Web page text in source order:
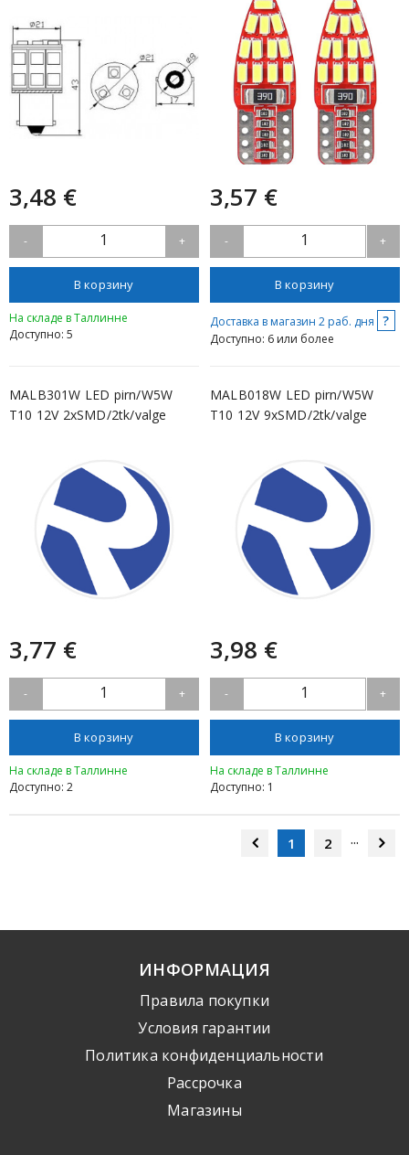
3,48 €
- 1 +
В корзину
На складе в Таллинне
Доступно: 5
3,57 €
- 1 +
В корзину
Доставка в магазин 2 раб. дня ?
Доступно: 6 или более
MALB301W LED pirn/W5W
T10 12V 2xSMD/2tk/valge
3,77 €
- 1 +
В корзину
На складе в Таллинне
Доступно: 2
MALB018W LED pirn/W5W
T10 12V 9xSMD/2tk/valge
3,98 €
- 1 +
В корзину
На складе в Таллинне
Доступно: 1
1 2 ...
ИНФОРМАЦИЯ
Правила покупки
Условия гарантии
Политика конфиденциальности
Рассрочка
Mагазины